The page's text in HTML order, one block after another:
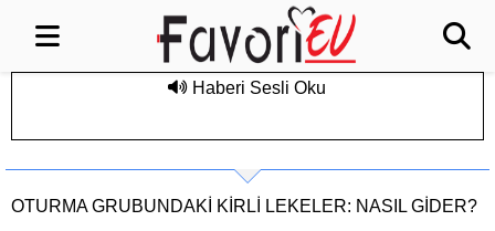
Haberi Sesli Oku
OTURMA GRUBUNDAKI KIRLI LEKELER: NASIL GIDER?